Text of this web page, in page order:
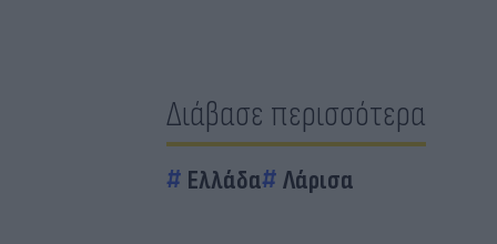
Διάβασε περισσότερα
Ελλάδα Λάρισα